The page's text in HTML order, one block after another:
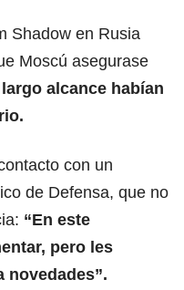
Shadow en Rusia
Moscú asegurase
alcance habían
con un
de Defensa, que no
“En este
pero les
novedades”.